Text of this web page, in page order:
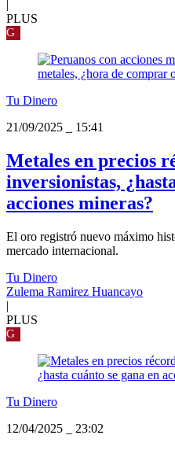
PLUS
G
Tu Dinero
21/09/2025
15:41
Metales en precios
inversionistas,
acciones mineras?
El oro registró nuevo máximo
mercado internacional.
Tu Dinero
Zulema Ramirez Huancayo
|
PLUS
G
Tu Dinero
12/04/2025
23:02